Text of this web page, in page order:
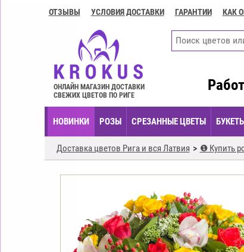
Контакты
ГАРАНТИИ
оплатить?
оформить
ОТЗЫВЫ УСЛОВИЯ ДОСТАВКИ ГАРАНТИИ КАК
ОНЛАЙН МАГАЗИН ДОСТАВКИ
СВЕЖИХ ЦВЕТОВ ПО РИГЕ
НОВИНКИ РОЗЫ СРЕЗАННЫЕ ЦВЕТЫ
Доставка цветов Рига и вся Латвия ❶ Купить